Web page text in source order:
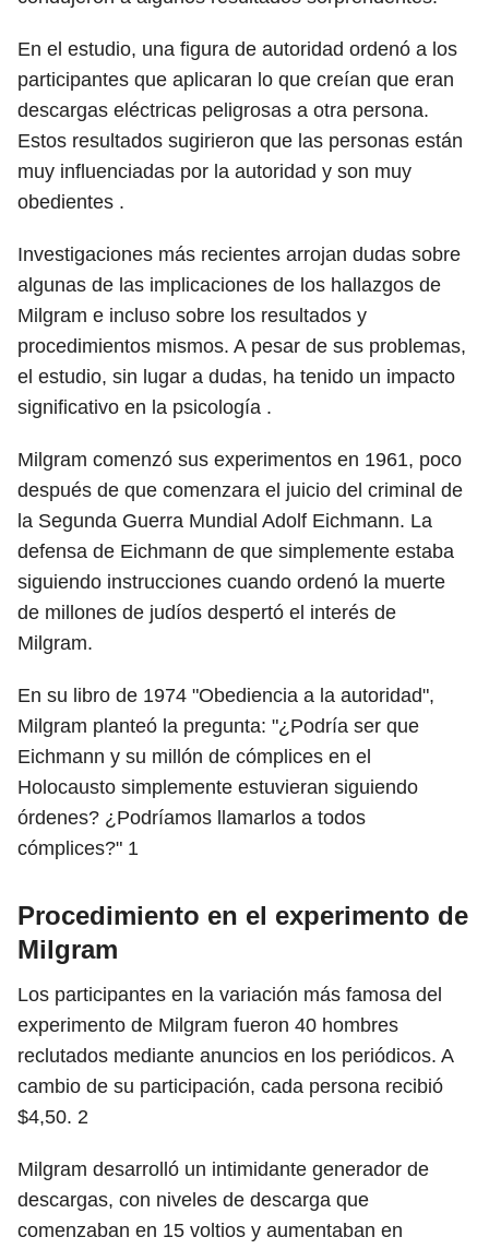
En el estudio, una figura de autoridad ordenó a los
participantes que aplicaran lo que creían que eran
descargas eléctricas peligrosas a otra persona.
Estos resultados sugirieron que las personas están
muy influenciadas por la autoridad y son muy
obedientes .
Investigaciones más recientes arrojan dudas sobre
algunas de las implicaciones de los hallazgos de
Milgram e incluso sobre los resultados y
procedimientos mismos. A pesar de sus problemas,
el estudio, sin lugar a dudas, ha tenido un impacto
significativo en la psicología .
Milgram comenzó sus experimentos en 1961, poco
después de que comenzara el juicio del criminal de
la Segunda Guerra Mundial Adolf Eichmann. La
defensa de Eichmann de que simplemente estaba
siguiendo instrucciones cuando ordenó la muerte
de millones de judíos despertó el interés de
Milgram.
En su libro de 1974 "Obediencia a la autoridad",
Milgram planteó la pregunta: "¿Podría ser que
Eichmann y su millón de cómplices en el
Holocausto simplemente estuvieran siguiendo
órdenes? ¿Podríamos llamarlos a todos
cómplices?" 1
Procedimiento en el experimento de
Milgram
Los participantes en la variación más famosa del
experimento de Milgram fueron 40 hombres
reclutados mediante anuncios en los periódicos. A
cambio de su participación, cada persona recibió
$4,50. 2
Milgram desarrolló un intimidante generador de
descargas, con niveles de descarga que
comenzaban en 15 voltios y aumentaban en